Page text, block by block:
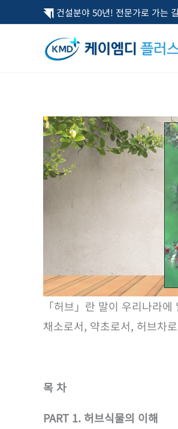
텐
건설분야 50년! 전문가로 가는
「허브」란 말이 우리나라
채소로서, 약초로서, 허브차
목 차
PART 1. 허브식물의 이해